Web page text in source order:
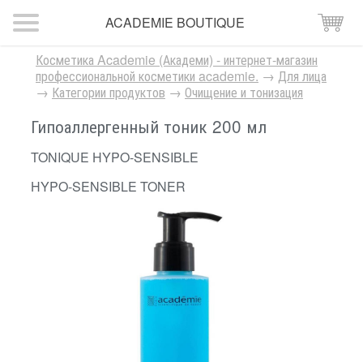
ACADEMIE BOUTIQUE
Косметика Academie (Академи) - интернет-магазин
профессиональной косметики academie. → Для лица
→ Категории продуктов → Очищение и тонизация
Гипоаллергенный тоник 200 мл
TONIQUE HYPO-SENSIBLE
HYPO-SENSIBLE TONER